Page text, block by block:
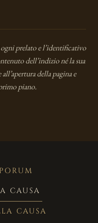
prelato e l’identificativo
dell’indizio né la sua
della pagina e
piano.
CAUSA
CAUSA